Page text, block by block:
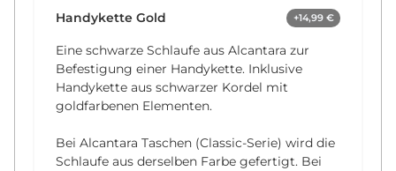
Handykette Gold +14,99 €
Eine schwarze Schlaufe aus Alcantara zur
Befestigung einer Handykette. Inklusive
Handykette aus schwarzer Kordel mit
goldfarbenen Elementen.
Bei Alcantara Taschen (Classic-Serie) wird die
Schlaufe aus derselben Farbe gefertigt. Bei